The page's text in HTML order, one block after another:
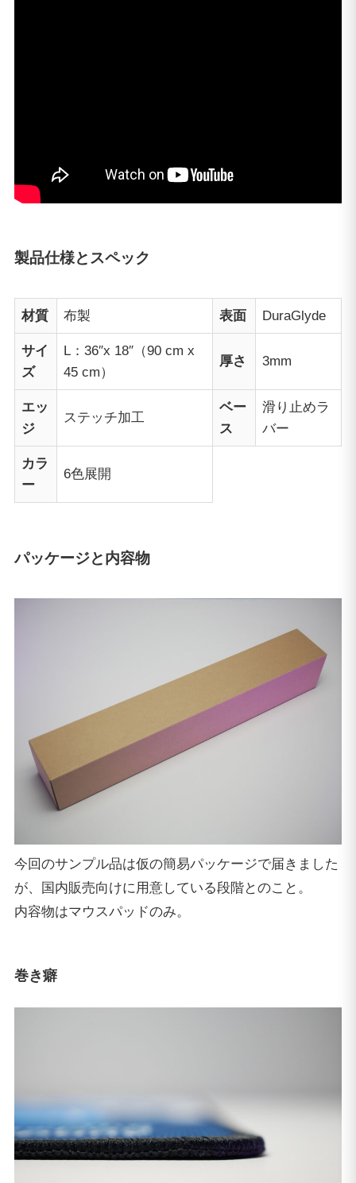
製品仕様とスペック
材質 布製 表面 DuraGlyde
サイ
ズ
L：36″x 18″（90 cm x
45 cm）
厚さ 3mm
エッ
ジ
ステッチ加工
ベー
ス
滑り止めラ
バー
カラ
ー
6色展開
パッケージと内容物
今回のサンプル品は仮の簡易パッケージで届きました
が、国内販売向けに用意している段階とのこと。
内容物はマウスパッドのみ。
巻き癖